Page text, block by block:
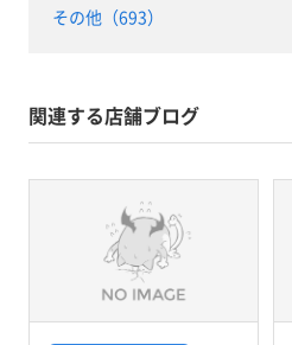
その他（693）
関連する店舗ブログ